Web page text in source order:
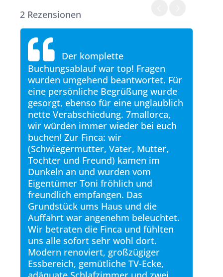
2 Rezensionen
Der komplette
Buchungsablauf war top! Fragen
wurden umgehend beantwortet. Für
eine persönliche Begrüßung wurde
gesorgt, ebenso für eine unglaublich
nette Verabschiedung. 7mallorca,
wir würden immer wieder bei euch
buchen! Zur Finca: wir
(Schwiegermutter, Vater, Mutter,
Tochter und Freund) kamen im
Dunkeln an und wurden vom
Eigentümer Toni fröhlich und
freundlich empfangen. Das
Grundstück ums Haus und die
Auffahrt war angenehm beleuchtet.
Wir betraten die Finca und fühlten
uns alle sofort sehr wohl dort.
Modern renoviert, großzügiger
Essbereich, gemütliche TV-Ecke,